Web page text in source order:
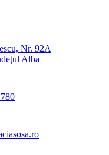
Nr. 92A
Alba